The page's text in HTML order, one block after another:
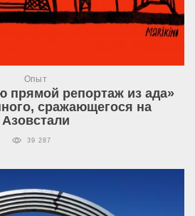
Опыт
прямой репортаж из ада»
сражающегося на
Азовстали
39 287